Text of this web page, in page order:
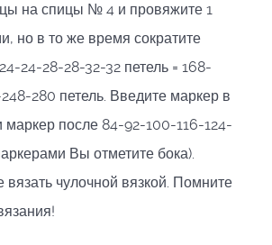
на спицы № 4 и провяжите 1
но в то же время сократите
24-28-28-32-32 петель = 168-
280 петель. Введите маркер в
маркер после 84-92-100-116-124-
Вы отметите бока).
чулочной вязкой. Помните